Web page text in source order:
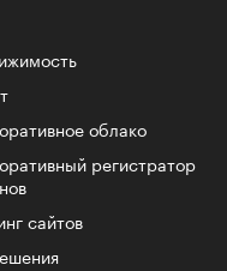
облако
регистратор
сайтов